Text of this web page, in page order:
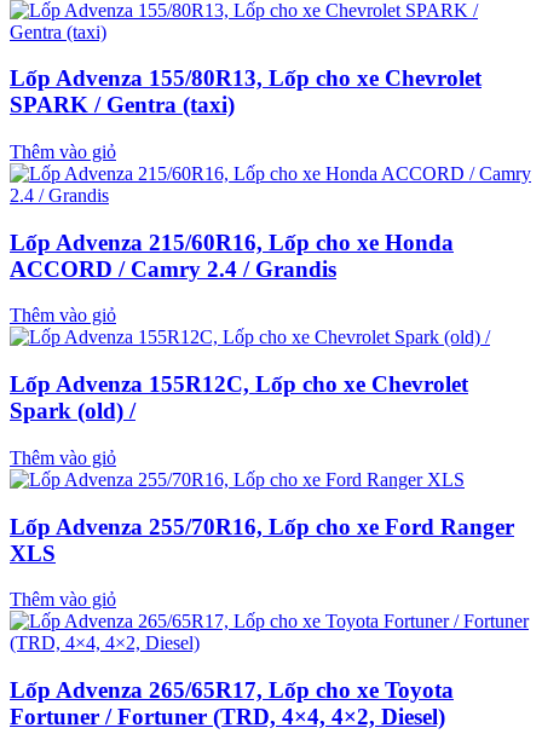
Lốp Advenza 155/80R13, Lốp cho xe Chevrolet
SPARK / Gentra (taxi)
Thêm vào giỏ
Lốp Advenza 215/60R16, Lốp cho xe Honda
ACCORD / Camry 2.4 / Grandis
Thêm vào giỏ
Lốp Advenza 155R12C, Lốp cho xe Chevrolet
Spark (old) /
Thêm vào giỏ
Lốp Advenza 255/70R16, Lốp cho xe Ford Ranger
XLS
Thêm vào giỏ
Lốp Advenza 265/65R17, Lốp cho xe Toyota
Fortuner / Fortuner (TRD, 4×4, 4×2, Diesel)